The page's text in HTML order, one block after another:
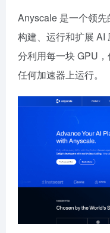
Anyscale 是一个领
构建、运行和扩展 AI
分利用每一块 GPU，
任何加速器上运行。